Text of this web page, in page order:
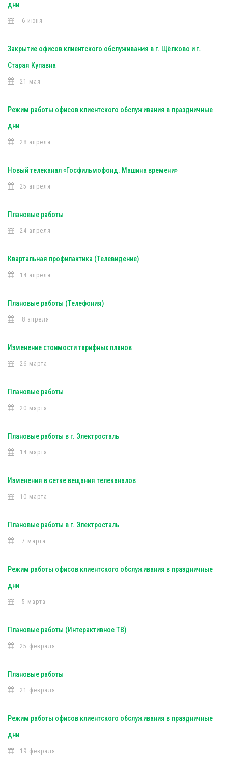
дни
6 июня
Закрытие офисов клиентского обслуживания в г. Щёлково и г.
Старая Купавна
21 мая
Режим работы офисов клиентского обслуживания в праздничные
дни
28 апреля
Новый телеканал «Госфильмофонд. Машина времени»
25 апреля
Плановые работы
24 апреля
Квартальная профилактика (Телевидение)
14 апреля
Плановые работы (Телефония)
8 апреля
Изменение стоимости тарифных планов
26 марта
Плановые работы
20 марта
Плановые работы в г. Электросталь
14 марта
Изменения в сетке вещания телеканалов
10 марта
Плановые работы в г. Электросталь
7 марта
Режим работы офисов клиентского обслуживания в праздничные
дни
5 марта
Плановые работы (Интерактивное ТВ)
25 февраля
Плановые работы
21 февраля
Режим работы офисов клиентского обслуживания в праздничные
дни
19 февраля